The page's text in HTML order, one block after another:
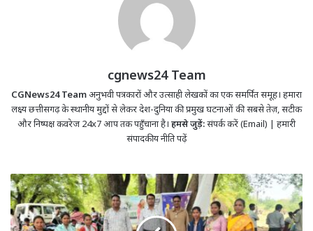
cgnews24 Team
CGNews24 Teamअनुभवी पत्रकारों और उत्साही लेखकों का एक समर्पित समूह। हमारा
लक्ष्य छत्तीसगढ़ के स्थानीय मुद्दों से लेकर देश-दुनिया की प्रमुख घटनाओं की सबसे तेज़, सटीक
और निष्पक्ष कवरेज 24x7 आप तक पहुँचाना है। हमसे जुड़ें:संपर्क करें (Email) | हमारी
संपादकीय नीति पढ़ें
सुशासन
तिहार
2026- पुवर्ती
में